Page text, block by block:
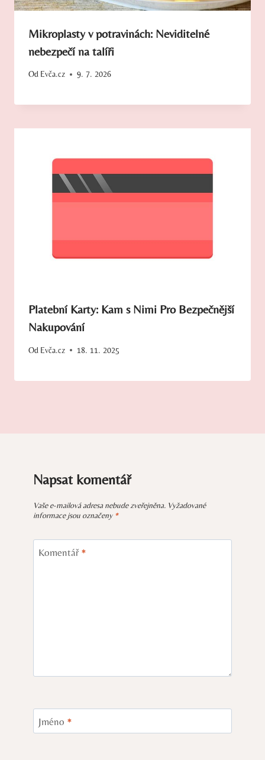
Mikroplasty v potravinách: Neviditelné
nebezpečí na talíři
Od Evča.cz 9. 7. 2026
Platební Karty: Kam s Nimi Pro Bezpečnější
Nakupování
Od Evča.cz 18. 11. 2025
Napsat komentář
Vaše e-mailová adresa nebude zveřejněna. Vyžadované
informace jsou označeny *
Komentář *
Jméno *